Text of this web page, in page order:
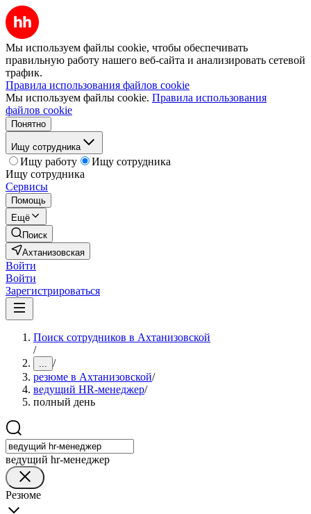
Мы используем файлы cookie, чтобы обеспечивать
правильную работу нашего веб-сайта и анализировать сетевой
трафик.
Правила использования файлов cookie
Мы используем файлы cookie. Правила использования
файлов cookie
Понятно
Ищу сотрудника
Ищу работу
Ищу сотрудника
Ищу сотрудника
Сервисы
Помощь
Ещё
Поиск
Ахтанизовская
Войти
Войти
Зарегистрироваться
Поиск сотрудников в Ахтанизовской
/
... /
резюме в Ахтанизовской/
ведущий HR-менеджер/
полный день
ведущий hr-менеджер
Резюме